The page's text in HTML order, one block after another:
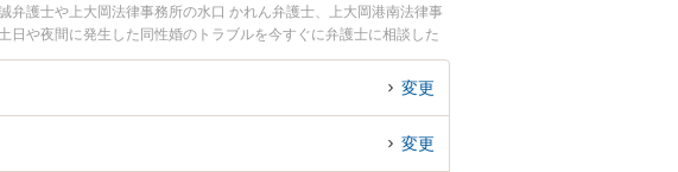
護士や上大岡法律事務所の水口 かれん弁護士、上大岡港南法律事
や夜間に発生した同性婚のトラブルを今すぐに弁護士に相談した
る横浜市港南区内の弁護士に相談予約したい』などでお困りの相談
変更
変更